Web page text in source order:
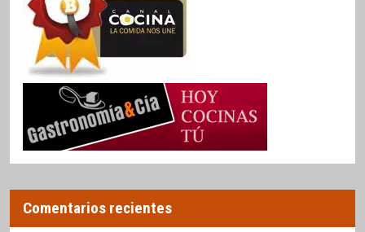
Comentarios recientes